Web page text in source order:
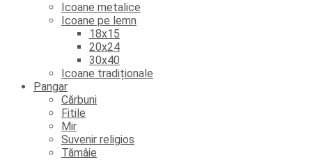
Icoane metalice
Icoane pe lemn
18x15
20x24
30x40
Icoane tradiționale
Pangar
Cărbuni
Fitile
Mir
Suvenir religios
Tămâie